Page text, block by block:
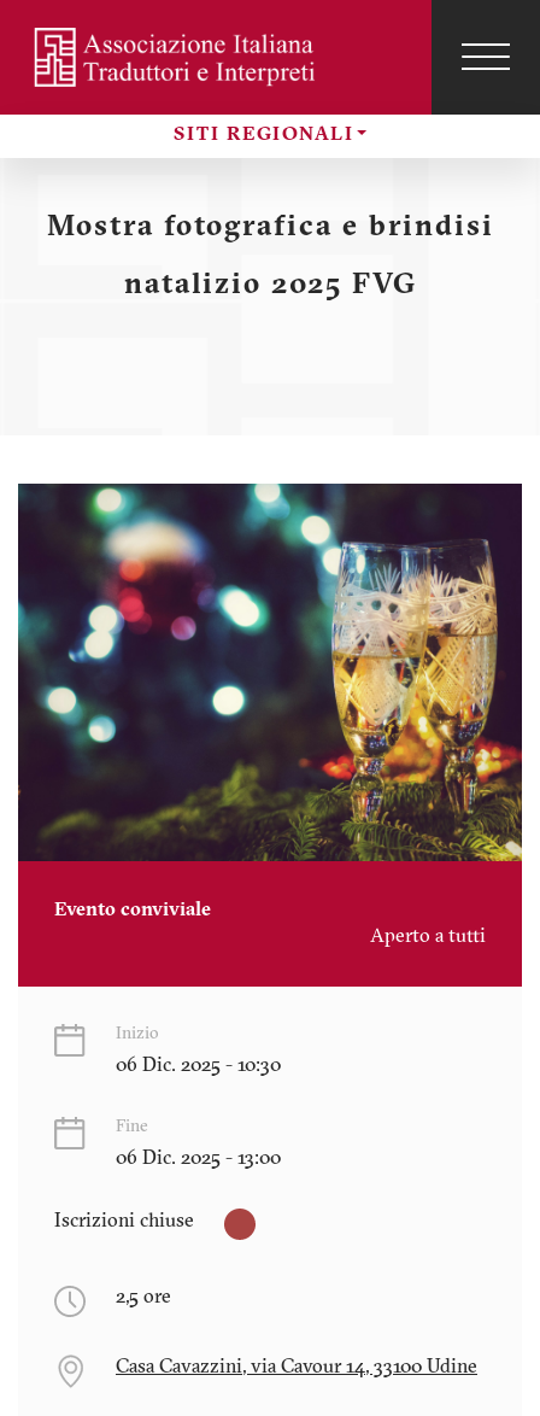
contenuto
principale
SITI REGIONALI
Menu
profilo
utente
Mostra fotografica e brindisi
natalizio 2025 FVG
Evento conviviale
Aperto a tutti
Inizio
06 Dic. 2025 - 10:30
Fine
06 Dic. 2025 - 13:00
Iscrizioni chiuse
2,5 ore
Casa Cavazzini, via Cavour 14, 33100 Udine